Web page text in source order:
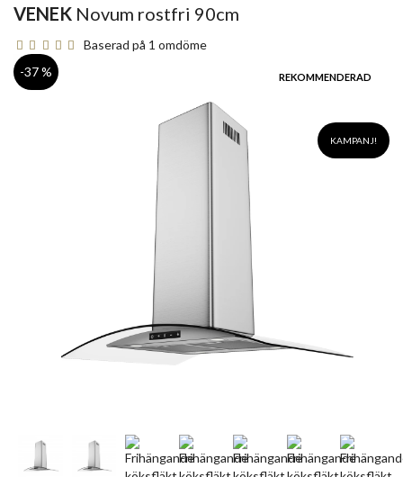
VENEK Novum rostfri 90cm
Baserad på 1 omdöme
KAMPANJ!
REKOMMENDERAD
-37 %